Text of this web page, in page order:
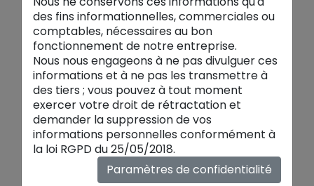
Meubles et vitrines :
des fins informationnelles, commerciales ou
comptables, nécessaires au bon
fonctionnement de notre entreprise.
Nous nous engageons à ne pas divulguer ces
informations et à ne pas les transmettre à
des tiers ; vous pouvez à tout moment
exercer votre droit de rétractation et
demander la suppression de vos
informations personnelles conformément à
la loi RGPD du 25/05/2018.
Paramètres de confidentialité